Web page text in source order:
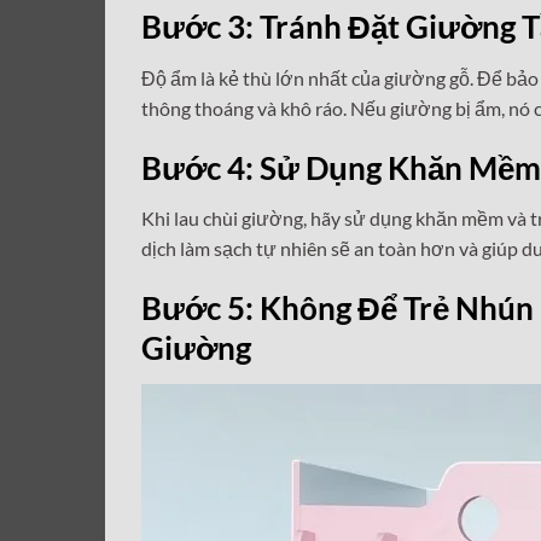
Bước 3: Tránh Đặt Giường
Độ ẩm là kẻ thù lớn nhất của giường gỗ. Để
thông thoáng và khô ráo. Nếu giường bị ẩm, nó
Bước 4: Sử Dụng Khăn
Khi lau chùi giường, hãy sử dụng khăn mềm và
dịch làm sạch tự nhiên sẽ an toàn hơn và giúp
Bước 5: Không Để Trẻ
Giường